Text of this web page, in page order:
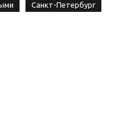
Санкт-Петербург